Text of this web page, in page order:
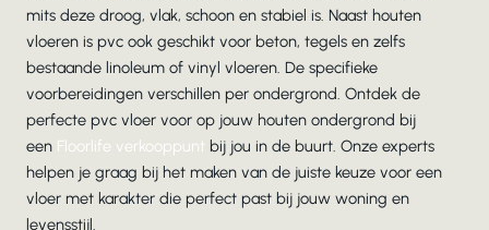
mits deze droog, vlak, schoon en stabiel is. Naast houten
vloeren is pvc ook geschikt voor beton, tegels en zelfs
bestaande linoleum of vinyl vloeren. De specifieke
voorbereidingen verschillen per ondergrond. Ontdek de
perfecte pvc vloer voor op jouw houten ondergrond bij
een Floorlife verkooppunt bij jou in de buurt. Onze experts
helpen je graag bij het maken van de juiste keuze voor een
vloer met karakter die perfect past bij jouw woning en
levensstijl.